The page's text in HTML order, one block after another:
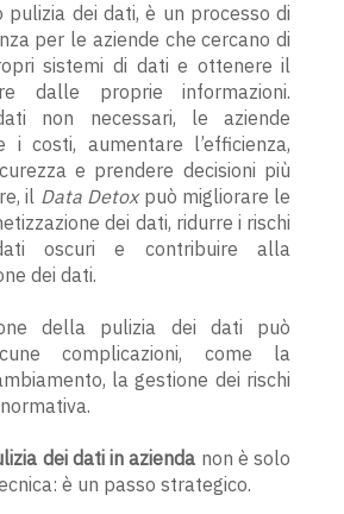
pulizia dei dati, è un processo di
per le aziende che cercano di
sistemi di dati e ottenere il
dalle proprie informazioni.
non necessari, le aziende
i costi, aumentare l’efficienza,
e prendere decisioni più
il Data Detoxpuò migliorare le
dei dati, ridurre i rischi
oscuri e contribuire alla
dei dati.
della pulizia dei dati può
complicazioni, come la
la gestione dei rischi
dei dati in azienda non è solo
è un passo strategico.